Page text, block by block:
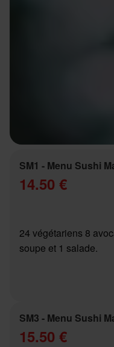
SM1 - Menu Sushi
14.50 €
24 végétariens 8
soupe et 1 salade.
SM3 - Menu Sushi
15.50 €